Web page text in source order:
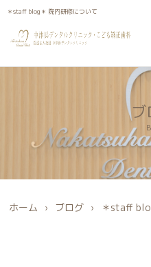
＊staff blog＊ 院内研修について
＊staff blog＊ 院内研修について
ブ
ホーム › ブログ › ＊staff